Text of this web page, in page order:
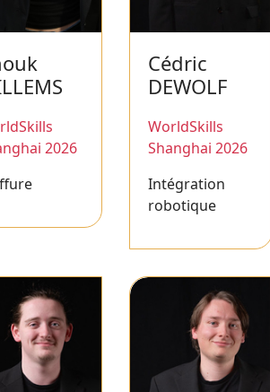
2026
Cédric
DEWOLF
WorldSkills
Shanghai 2026
Intégration
robotique